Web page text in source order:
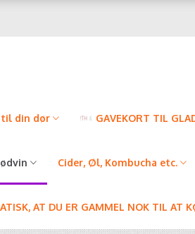
til din dør GAVEKORT TIL
Cider, Øl, Kombucha etc.
AT DU ER GAMMEL NOK TIL AT